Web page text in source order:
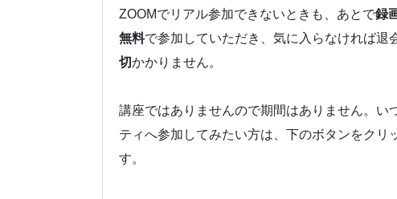
ZOOMでリアル参加できないときも、あとで録
無料で参加していただき、気に入らなければ退
切かかりません。
講座ではありませんので期間はありません。い
ティへ参加してみたい方は、下のボタンをクリ
す。